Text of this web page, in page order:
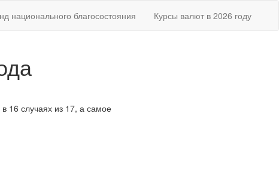
национального благосостояния Курсы валют в 2026 году
16 случаях из 17, а самое